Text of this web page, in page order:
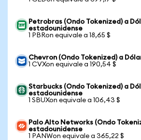
Petrobras (Ondo Tokenized) a
estadounidense
1 PBRon equivale a 18,65 $
Chevron (Ondo Tokenized) a
1 CVXon equivale a 190,54 $
Starbucks (Ondo Tokenized) a
estadounidense
1 SBUXon equivale a 106,43 $
Palo Alto Networks (Ondo
estadounidense
1 PANWon equivale a 365,22 $